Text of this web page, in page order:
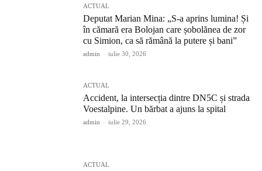
ACTUAL
Deputat Marian Mina: „S-a aprins lumina! Și
în cămară era Bolojan care șobolănea de zor
cu Simion, ca să rămână la putere și bani”
admin - iulie 30, 2026
ACTUAL
Accident, la intersecția dintre DN5C și strada
Voestalpine. Un bărbat a ajuns la spital
admin - iulie 29, 2026
ACTUAL